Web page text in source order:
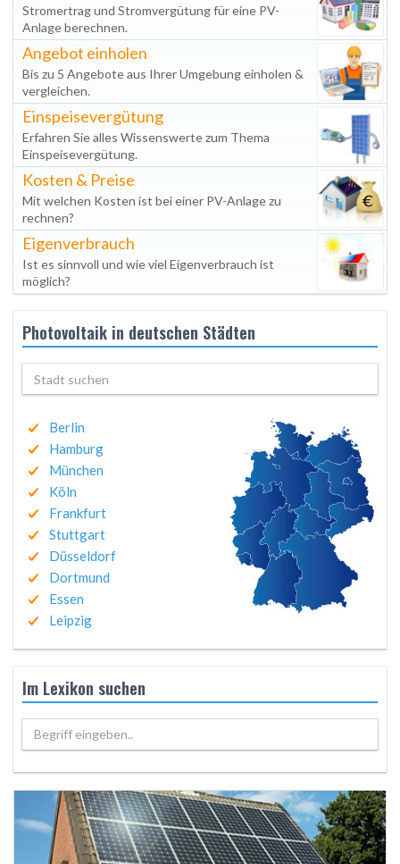
Stromertrag und Stromvergütung für eine PV-
Anlage berechnen.
Angebot einholen
Bis zu 5 Angebote aus Ihrer Umgebung einholen &
vergleichen.
Einspeisevergütung
Erfahren Sie alles Wissenswerte zum Thema
Einspeisevergütung.
Kosten & Preise
Mit welchen Kosten ist bei einer PV-Anlage zu
rechnen?
Eigenverbrauch
Ist es sinnvoll und wie viel Eigenverbrauch ist
möglich?
Photovoltaik in deutschen Städten
Berlin
Hamburg
München
Köln
Frankfurt
Stuttgart
Düsseldorf
Dortmund
Essen
Leipzig
Im Lexikon suchen
Begriff eingeben..